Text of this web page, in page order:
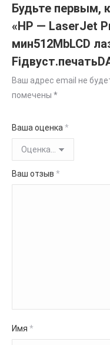
Будьте первым,
«HP — LaserJet
мин512MbLCD
Ваш адрес email не
помечены *
Ваша оценка *
Ваш отзыв *
Имя *